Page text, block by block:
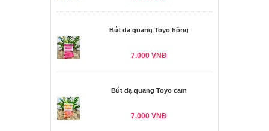
Bút dạ quang Toyo hồng
7.000 VNĐ
Bút dạ quang Toyo cam
7.000 VNĐ